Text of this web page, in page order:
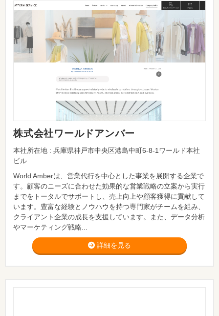
株式会社ワールドアンバー
本社所在地 : 兵庫県神戸市中央区港島中町6-8-1ワールド本社
ビル
World Amberは、営業代行を中心とした事業を展開する企業で
す。顧客のニーズに合わせた効果的な営業戦略の立案から実行
までをトータルでサポートし、売上向上や顧客獲得に貢献して
います。豊富な経験とノウハウを持つ専門家がチームを組み、
クライアント企業の成長を支援しています。また、データ分析
やマーケティング戦略...
詳細を見る